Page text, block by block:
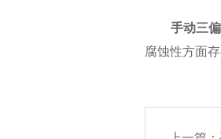
手动三
腐蚀性方面